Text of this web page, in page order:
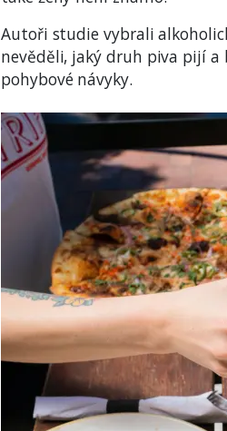
Autoři studie vybrali
nevěděli, jaký druh piva pijí a
pohybové návyky.